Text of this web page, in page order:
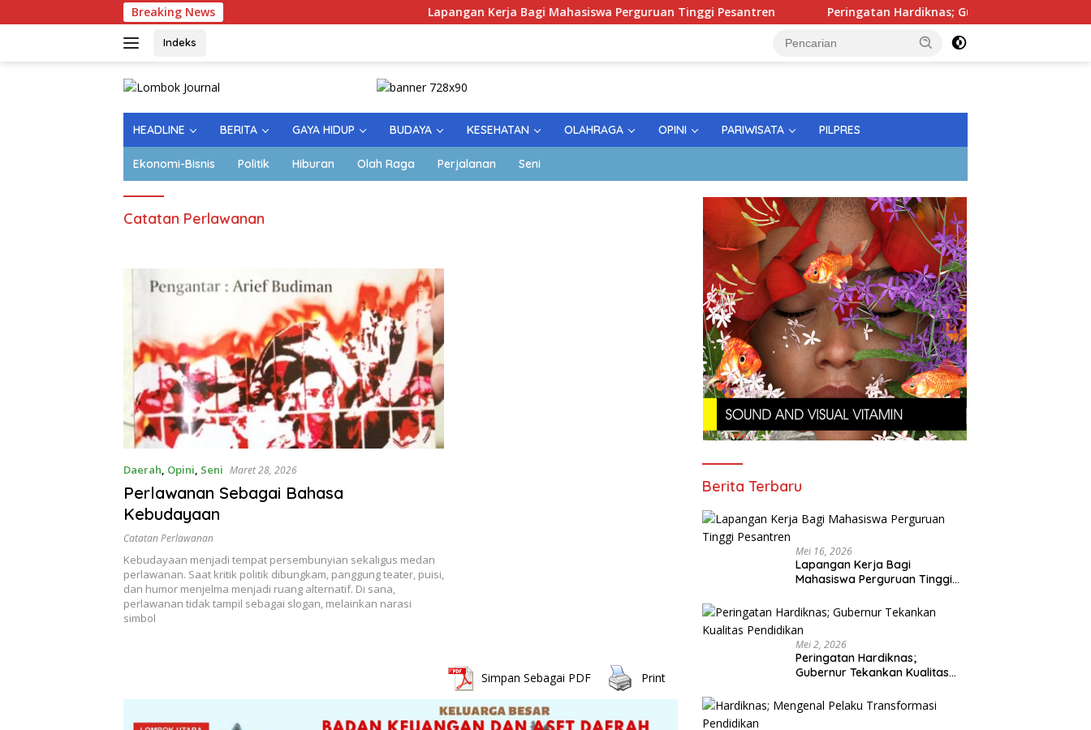
ke
Breaking News Lapangan Kerja Bagi Mahasiswa Perguruan Tinggi Pesantren Peringatan Hardiknas; Gubernur Tekankan Kualitas
Indeks
HEADLINE BERITA GAYA HIDUP BUDAYA KESEHATAN OLAHRAGA OPINI PARIWISATA PILPRES
Ekonomi-Bisnis Politik Hiburan Olah Raga Perjalanan Seni
Catatan Perlawanan
Daerah, Opini, Seni Maret 28, 2026
Perlawanan Sebagai Bahasa
Kebudayaan
Catatan Perlawanan
Kebudayaan menjadi tempat persembunyian sekaligus medan
perlawanan. Saat kritik politik dibungkam, panggung teater, puisi,
dan humor menjelma menjadi ruang alternatif. Di sana,
perlawanan tidak tampil sebagai slogan, melainkan narasi
simbol
Simpan Sebagai PDF Print
Berita Terbaru
Mei 16, 2026
Lapangan Kerja Bagi
Mahasiswa Perguruan Tinggi
Mei 2, 2026
Peringatan Hardiknas;
Gubernur Tekankan Kualitas